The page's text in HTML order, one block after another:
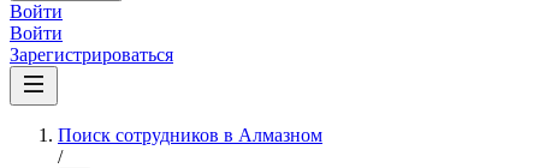
Войти
Войти
Зарегистрироваться
Поиск сотрудников в Алмазном
/